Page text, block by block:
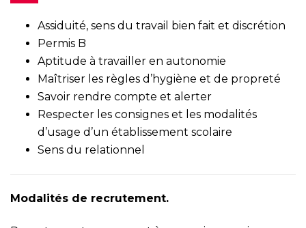
Assiduité, sens du travail bien fait et discrétion
Permis B
Aptitude à travailler en autonomie
Maîtriser les règles d’hygiène et de propreté
Savoir rendre compte et alerter
Respecter les consignes et les modalités
d’usage d’un établissement scolaire
Sens du relationnel
Modalités de recrutement.